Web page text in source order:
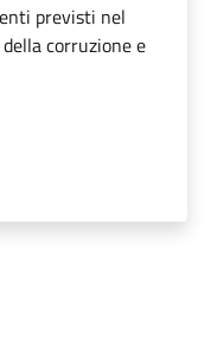
previsti nel
corruzione e